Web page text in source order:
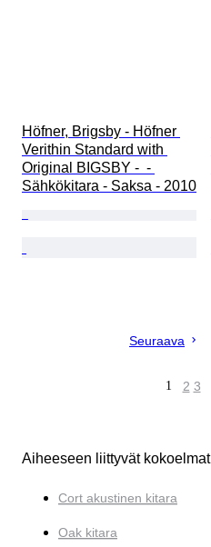
Höfner, Brigsby - Höfner
Verithin Standard with
Original BIGSBY -  -
Sähkökitara - Saksa - 2010
Seuraava
1 2 3
Aiheeseen liittyvät kokoelmat
Cort akustinen kitara
Oak kitara